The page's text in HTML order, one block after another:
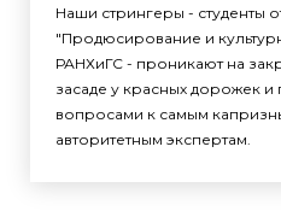
Наши стрингеры - студенты
"Продюсирование и
РАНХиГС - проникают на
засаде у красных дорожек
вопросами к самым
авторитетным экспертам.